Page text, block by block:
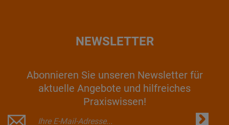
NEWSLETTER
Abonnieren Sie unseren Newsletter für
aktuelle Angebote und hilfreiches
Praxiswissen!